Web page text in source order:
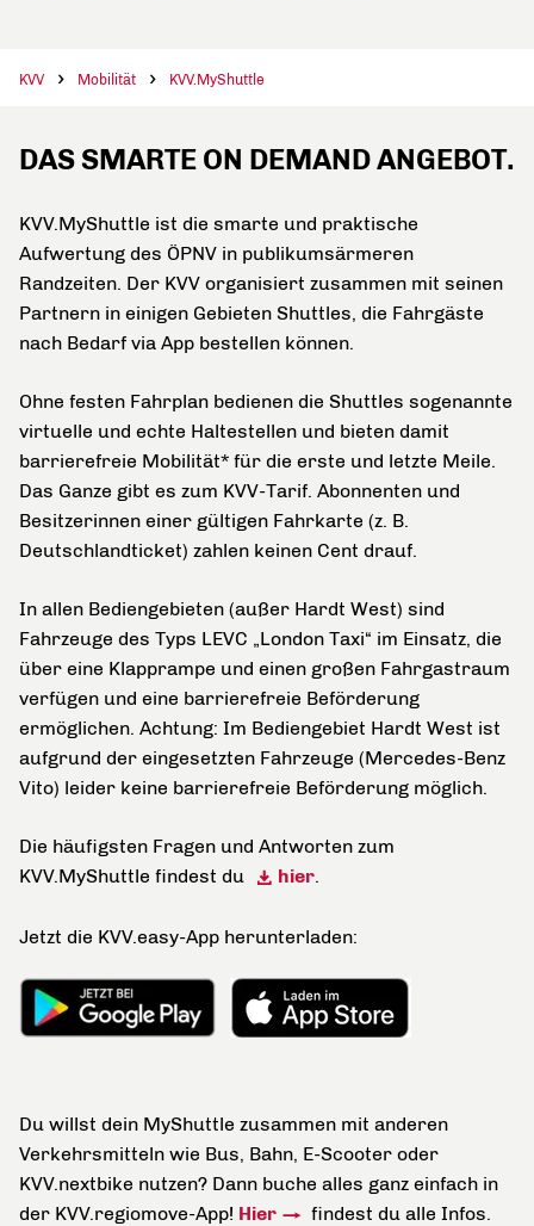
KVV Mobilität KVV.MyShuttle
DAS SMARTE ON DEMAND ANGEBOT.
KVV.MyShuttle ist die smarte und praktische
Aufwertung des ÖPNV in publikumsärmeren
Randzeiten. Der KVV organisiert zusammen mit seinen
Partnern in einigen Gebieten Shuttles, die Fahrgäste
nach Bedarf via App bestellen können.
Ohne festen Fahrplan bedienen die Shuttles sogenannte
virtuelle und echte Haltestellen und bieten damit
barrierefreie Mobilität* für die erste und letzte Meile.
Das Ganze gibt es zum KVV-Tarif. Abonnenten und
Besitzerinnen einer gültigen Fahrkarte (z. B.
Deutschlandticket) zahlen keinen Cent drauf.
In allen Bediengebieten (außer Hardt West) sind
Fahrzeuge des Typs LEVC „London Taxi“ im Einsatz, die
über eine Klapprampe und einen großen Fahrgastraum
verfügen und eine barrierefreie Beförderung
ermöglichen. Achtung: Im Bediengebiet Hardt West ist
aufgrund der eingesetzten Fahrzeuge (Mercedes-Benz
Vito) leider keine barrierefreie Beförderung möglich.
Die häufigsten Fragen und Antworten zum
KVV.MyShuttle findest du
hier.
Jetzt die KVV.easy-App herunterladen:
Du willst dein MyShuttle zusammen mit anderen
Verkehrsmitteln wie Bus, Bahn, E-Scooter oder
KVV.nextbike nutzen? Dann buche alles ganz einfach in
der KVV.regiomove-App! Hier findest du alle Infos.